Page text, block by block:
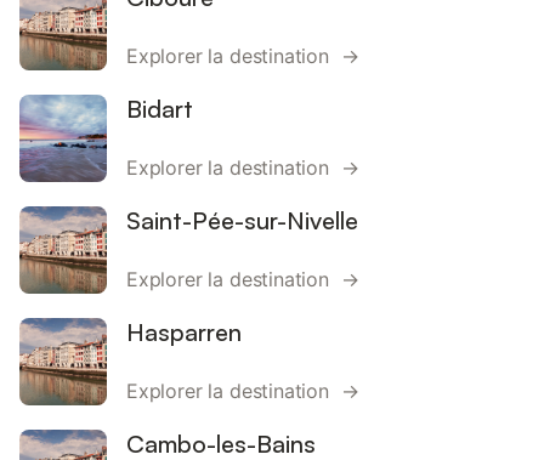
Explorer la destination →
Bidart
Explorer la destination →
Saint-Pée-sur-Nivelle
Explorer la destination →
Hasparren
Explorer la destination →
Cambo-les-Bains